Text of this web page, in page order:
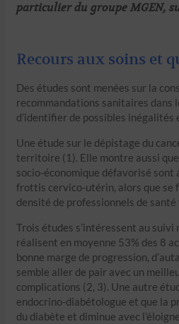
particulier du groupe MGEN,
Recours aux soins et
Des études sont menées sur la
recommandations sanitaires dans
d’identifier de possibles inégalités
Une étude sur le dépistage du
territoire (1). Elle montre aussi
socio-économique défavorisé sont
frottis cervico-utérin, alors que se
densité de professionnels de
Trois études s’intéressent au suivi
réalisent en moyenne 53% des 8
bonne marge de progression,
semble aller de pair avec un
complications (2, 3). Une autre
endocrino-diabétologue et que la
du diabète et diminue avec